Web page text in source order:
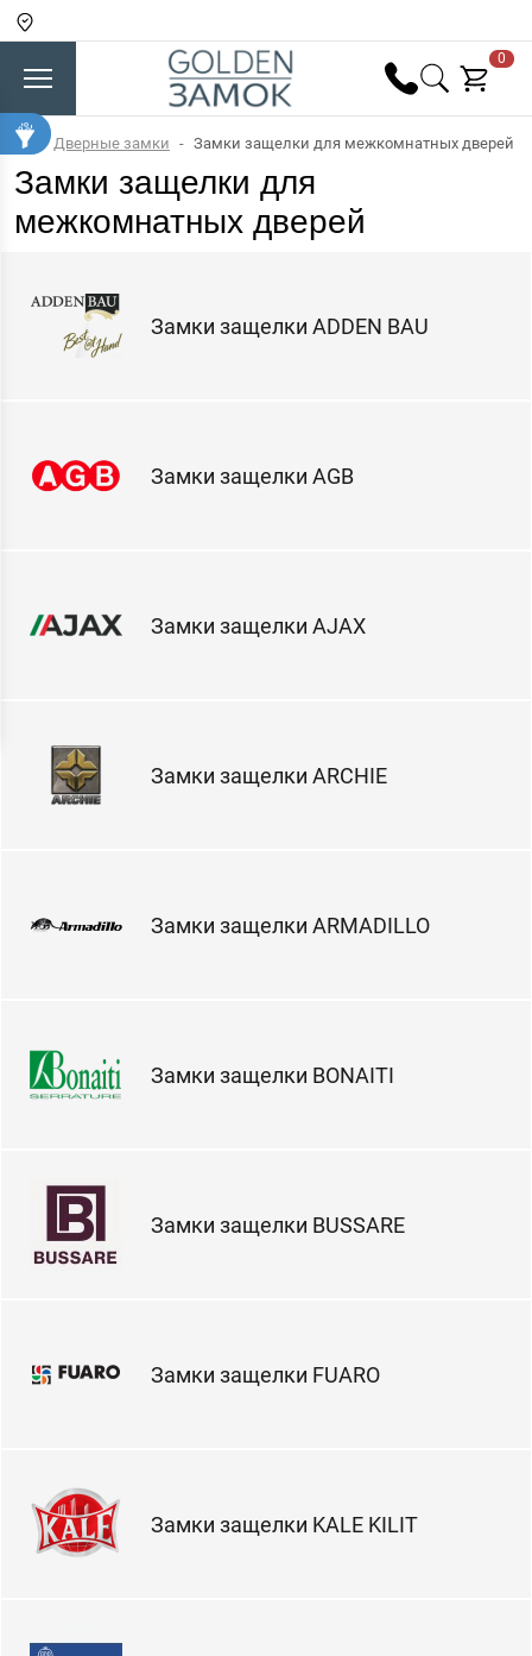
0
Дверные замки Замки защелки для межкомнатных дверей
Замки защелки для
межкомнатных дверей
Замки защелки ADDEN BAU
Замки защелки AGB
Замки защелки AJAX
Замки защелки ARCHIE
Замки защелки ARMADILLO
Замки защелки BONAITI
Замки защелки BUSSARE
Замки защелки FUARO
Замки защелки KALE KILIT